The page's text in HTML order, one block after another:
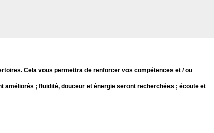
Cela vous permettra de renforcer vos compétences et / ou
améliorés ; fluidité, douceur et énergie seront recherchées ; écoute et